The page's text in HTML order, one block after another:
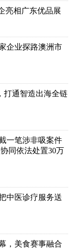
亮相广东优品展
企业探路澳洲市
打通智造出海全链
一笔涉非吸案件
同依法处置30万
中医诊疗服务送
，美食赛事融合